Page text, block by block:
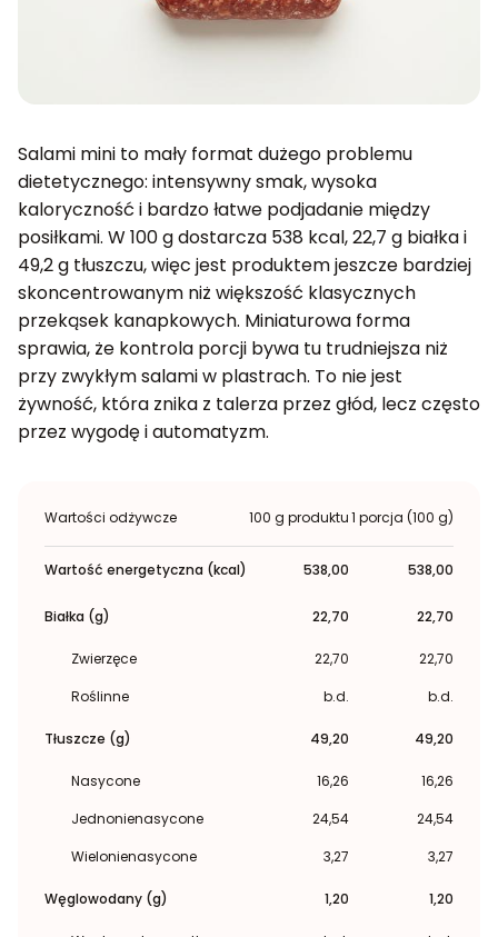
Salami mini to mały format dużego problemu
dietetycznego: intensywny smak, wysoka
kaloryczność i bardzo łatwe podjadanie między
posiłkami. W 100 g dostarcza 538 kcal, 22,7 g białka i
49,2 g tłuszczu, więc jest produktem jeszcze bardziej
skoncentrowanym niż większość klasycznych
przekąsek kanapkowych. Miniaturowa forma
sprawia, że kontrola porcji bywa tu trudniejsza niż
przy zwykłym salami w plastrach. To nie jest
żywność, która znika z talerza przez głód, lecz często
przez wygodę i automatyzm.
Wartości odżywcze 100 g produktu1 porcja (100 g)
Wartość energetyczna (kcal) 538,00 538,00
Białka (g) 22,70 22,70
Zwierzęce 22,70
22,70
Roślinne
b.d. b.d.
Tłuszcze (g) 49,20 49,20
Nasycone 16,26
16,26
Jednonienasycone
24,54
24,54
Wielonienasycone
3,27 3,27
Węglowodany (g) 1,20 1,20